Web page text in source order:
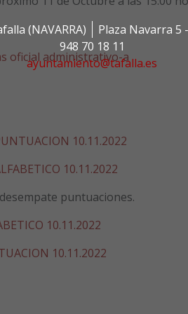
(NAVARRA)
Plaza Navarra 5
948 70 18 11
ayuntamiento@tafalla.es
oficial administrativo-a
10.11.2022
10.11.2022
puntuaciones.
10.11.2022
10.11.2022